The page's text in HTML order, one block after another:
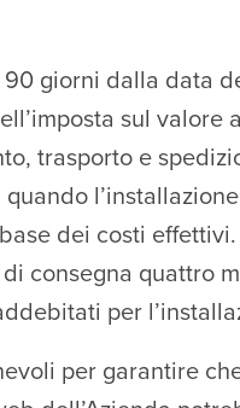
giorni dalla data
sul
trasporto e
dei costi
consegna quattro
per
per garantire